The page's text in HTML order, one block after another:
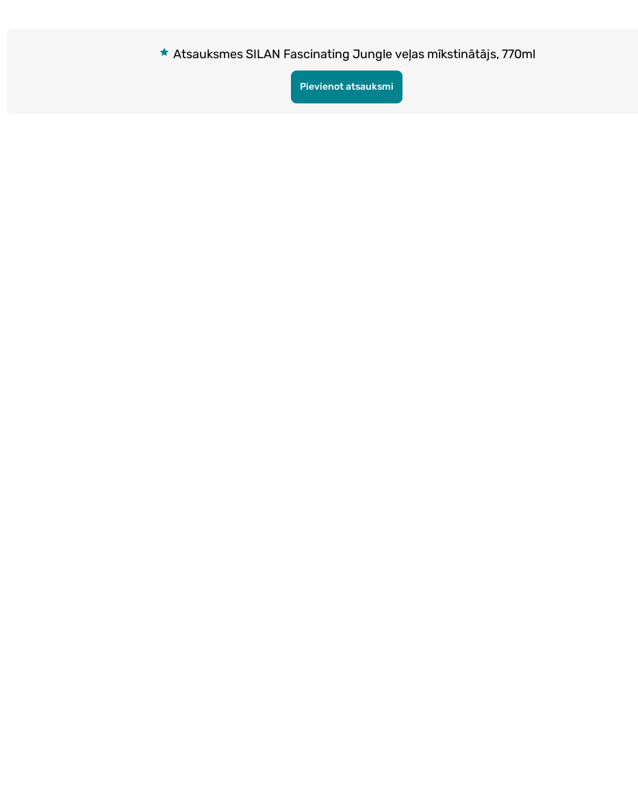
Atsauksmes SILAN Fascinating Jungle veļas mīkstinātājs, 770ml
Pievienot atsauksmi